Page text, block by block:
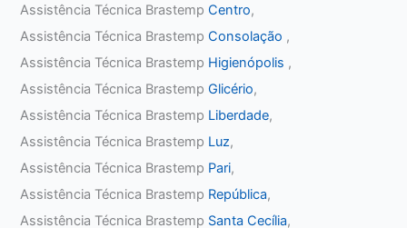
Assistência Técnica BrastempCentro,
Assistência Técnica BrastempConsolação ,
Assistência Técnica Brastemp Higienópolis ,
Assistência Técnica BrastempGlicério,
Assistência Técnica Brastemp Liberdade,
Assistência Técnica Brastemp Luz,
Assistência Técnica Brastemp Pari,
Assistência Técnica Brastemp República,
Assistência Técnica Brastemp Santa Cecília,